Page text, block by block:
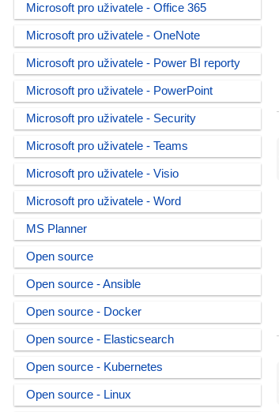
Microsoft pro uživatele - Office 365
Microsoft pro uživatele - OneNote
Microsoft pro uživatele - Power BI reporty
Microsoft pro uživatele - PowerPoint
Microsoft pro uživatele - Security
Microsoft pro uživatele - Teams
Microsoft pro uživatele - Visio
Microsoft pro uživatele - Word
MS Planner
Open source
Open source - Ansible
Open source - Docker
Open source - Elasticsearch
Open source - Kubernetes
Open source - Linux